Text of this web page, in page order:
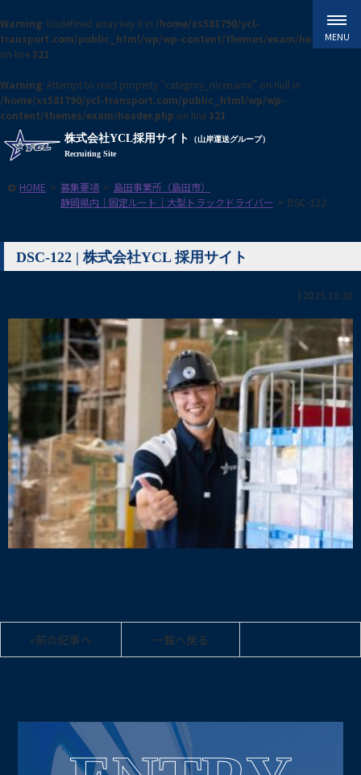
Warning: Undefined array key 0 in /home/xs581790/ycl-
transport.com/public_html/wp/wp-content/themes/exam/header.php
on line321
Warning: Attempt to read property "category_nicename" on null in
/home/xs581790/ycl-transport.com/public_html/wp/wp-
content/themes/exam/header.php on line321
株式会社YCL採用サイト
（山岸運送グループ）
Recruiting Site
HOME > 募集要項 > 島田事業所（島田市）
静岡県内｜固定ルート｜大型トラックドライバー > DSC-122
DSC-122 | 株式会社YCL 採用サイト
| 2025.10.30
«前の記事へ 一覧へ戻る